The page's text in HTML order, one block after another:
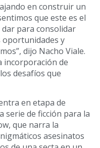
en construir un
que este es el
para consolidar
oportunidades y
dijo Nacho Viale.
incorporación de
desafíos que
en etapa de
serie de ficción para la
que narra la
asesinatos